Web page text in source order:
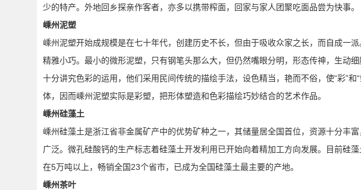
少的特产。外地回乡探亲作客者，亦多以携带榨面，回家与家人团聚吃面品尝为快事。
嵊州泥塑
嵊州泥塑开始成规模是在七十年代，创建历史不长，但由于吸收众家之长，而自成一
精雅小巧。最小的微形泥塑，只有钢笔头那么大，但仍然嘴眼分明，形态传神，生动细
十分讲究色彩的运用，他们采用民间传统的描绘手法，设色精当，艳而不俗，使“彩”和
体，因而嵊州泥塑实际是彩塑，把形体塑造和色彩描绘巧妙结合的艺术作品。
嵊州硅藻土
嵊州硅藻土是浙江省非金属矿产中的优势矿种之一，其储量居全国首位，资源十分丰
广泛。微孔硅酸钙的生产标志着硅藻土开发利用已开始向着精加工方向发展。目前硅
在5万吨以上，畅销全国23个省市，已成为全国硅藻土最主要的产地。
嵊州茶叶